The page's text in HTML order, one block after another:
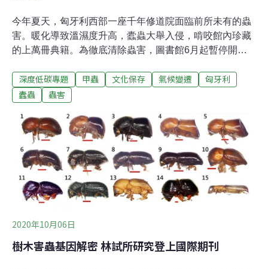
今年夏天，匈牙利西部一座千年修道院面臨前所未有的蟲
害。暖化導致溫濕度升高，蠹蟲大舉入侵，啃咬館內珍藏
的上萬冊典籍。為徹底清除蟲害，圖書館6月起暫停開
蟲糧食天堂潘諾恩哈爾瑪修道院（The Pannonhalma
Archabbey）位在匈牙利西部，建於西元996年，是聯合國
教的傳播中扮演重要的角色。修道院內的圖書館擁有匈牙
利古老且最具價值的文藝收藏，多達40萬冊的館藏中，有
18本珍貴的手抄本，以及一部13世紀的完整聖經手抄本。
館方在例行清潔中，注意到書架上積滿了不尋常的灰塵，
隨即發現書脊上的小洞。打開書本後，紙張已有蠹蟲啃咬
留下的蛀洞，這才發現藥材甲蟲（Stegobium paniceum）
物、麵粉、香料、藥物等食品。由於早期的書籍黏著劑內
深度低碳專題 甲蟲 文化保存 氣候變遷
匈牙利
蠹蟲
蟲害
2020年10月06日
樹木害蟲基因解密 林試所研究登上國際期刊